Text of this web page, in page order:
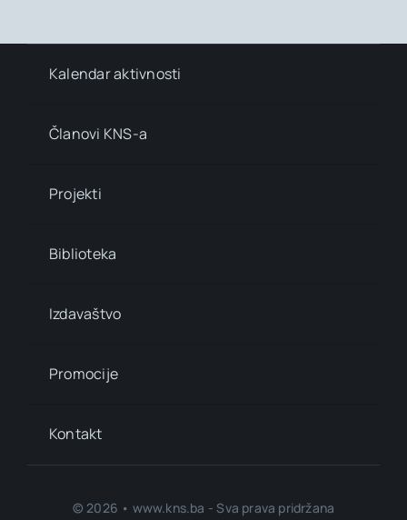
Kalendar aktivnosti
Članovi KNS-a
Projekti
Biblioteka
Izdavaštvo
Promocije
Kontakt
© 2026 • www.kns.ba - Sva prava pridržana